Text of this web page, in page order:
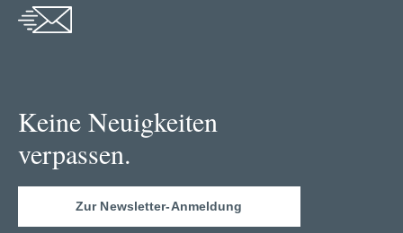
Keine Neuigkeiten
verpassen.
Zur Newsletter-Anmeldung